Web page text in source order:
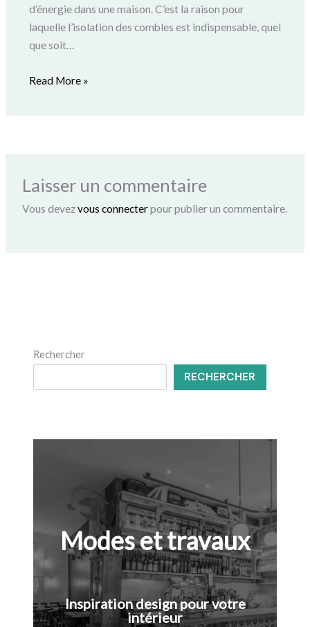
d’énergie dans une maison. C’est la raison pour
laquelle l’isolation des combles est indispensable, quel
que soit…
Read More »
Laisser un commentaire
Vous devezvous connecterpour publier un commentaire.
Rechercher
RECHERCHER
Modes et travaux
Inspiration design pour votre
intérieur